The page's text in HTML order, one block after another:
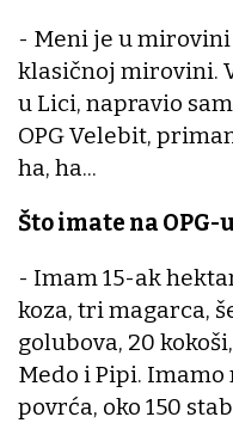
- Meni je u
klasičnoj mirovini.
u Lici, napravio
OPG Velebit,
ha, ha...
Što imate na OPG-
- Imam 15-ak
koza, tri magarca,
golubova, 20
Medo i Pipi. Imamo
povrća, oko 150